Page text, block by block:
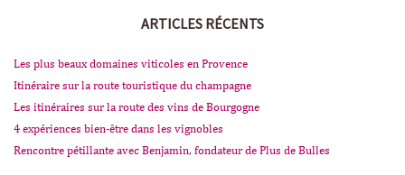
ARTICLES RÉCENTS
Les plus beaux domaines viticoles en Provence
Itinéraire sur la route touristique du champagne
Les itinéraires sur la route des vins de Bourgogne
4 expériences bien-être dans les vignobles
Rencontre pétillante avec Benjamin, fondateur de Plus de Bulles